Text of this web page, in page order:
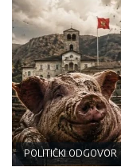
POLITIČKI ODGOVOR